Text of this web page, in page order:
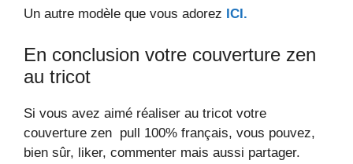
Un autre modèle que vous adorez ICI.
En conclusion votre couverture zen
au tricot
Si vous avez aimé réaliser au tricot votre
couverture zen pull 100% français, vous pouvez,
bien sûr, liker, commenter mais aussi partager.